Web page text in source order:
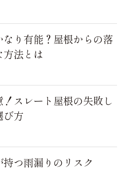
り有能？屋根からの落
法とは
スレート屋根の失敗し
び方
つ雨漏りのリスク